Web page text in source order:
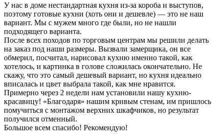
У нас в доме нестандартная кухня из-за короба и выступов,
поэтому готовые кухни (хоть они и дешевле) — это не наш
вариант. Мы с мужем много где были, но не нашли
подходящего варианта.
После всех походов по торговым центрам мы решили делать
на заказ под наши размеры. Вызвали замерщика, он все
обмерил, посчитал, нарисовал кухню именно такой, как
хотелось, и картинка в голове сложилась окончательно. Не
скажу, что это самый дешевый вариант, но кухня идеально
вписалась и цвет выбрала такой, как мне нравится.
Примерно через 2 недели нам установили нашу кухню-
красавицу! «Благодаря» нашим кривым стенам, им пришлось
помучиться с монтажом верхних шкафчиков, но результат
получился отменный.
Большое всем спасибо! Рекомендую!